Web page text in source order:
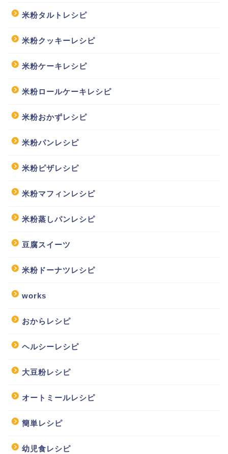
米粉タルトレシピ
米粉クッキーレシピ
米粉ケーキレシピ
米粉ロールケーキレシピ
米粉おかずレシピ
米粉パンレシピ
米粉ピザレシピ
米粉マフィンレシピ
米粉蒸しパンレシピ
豆腐スイーツ
米粉ドーナツレシピ
works
おからレシピ
ヘルシーレシピ
大豆粉レシピ
オートミールレシピ
簡単レシピ
幼児食レシピ